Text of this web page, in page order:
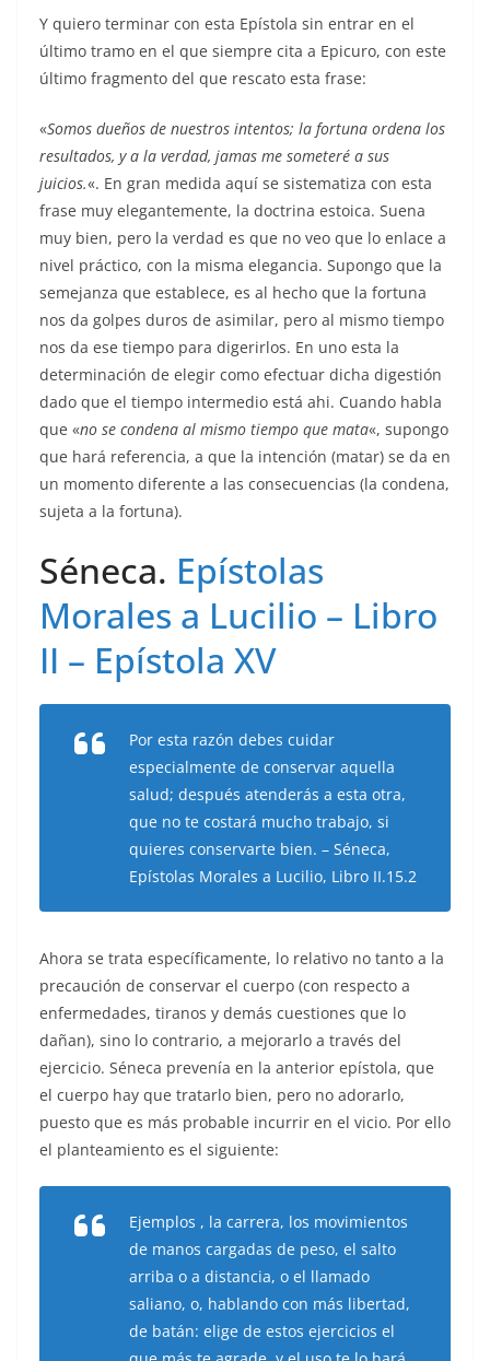
Y quiero terminar con esta Epístola sin entrar en el
último tramo en el que siempre cita a Epicuro, con este
último fragmento del que rescato esta frase:
«Somos dueños de nuestros intentos; la fortuna ordena los
resultados, y a la verdad, jamas me someteré a sus
juicios.«. En gran medida aquí se sistematiza con esta
frase muy elegantemente, la doctrina estoica. Suena
muy bien, pero la verdad es que no veo que lo enlace a
nivel práctico, con la misma elegancia. Supongo que la
semejanza que establece, es al hecho que la fortuna
nos da golpes duros de asimilar, pero al mismo tiempo
nos da ese tiempo para digerirlos. En uno esta la
determinación de elegir como efectuar dicha digestión
dado que el tiempo intermedio está ahi. Cuando habla
que «no se condena al mismo tiempo que mata«, supongo
que hará referencia, a que la intención (matar) se da en
un momento diferente a las consecuencias (la condena,
sujeta a la fortuna).
Séneca. Epístolas
Morales a Lucilio – Libro
II – Epístola XV
Por esta razón debes cuidar
especialmente de conservar aquella
salud; después atenderás a esta otra,
que no te costará mucho trabajo, si
quieres conservarte bien. – Séneca,
Epístolas Morales a Lucilio, Libro II.15.2
Ahora se trata específicamente, lo relativo no tanto a la
precaución de conservar el cuerpo (con respecto a
enfermedades, tiranos y demás cuestiones que lo
dañan), sino lo contrario, a mejorarlo a través del
ejercicio. Séneca prevenía en la anterior epístola, que
el cuerpo hay que tratarlo bien, pero no adorarlo,
puesto que es más probable incurrir en el vicio. Por ello
el planteamiento es el siguiente:
Ejemplos , la carrera, los movimientos
de manos cargadas de peso, el salto
arriba o a distancia, o el llamado
saliano, o, hablando con más libertad,
de batán: elige de estos ejercicios el